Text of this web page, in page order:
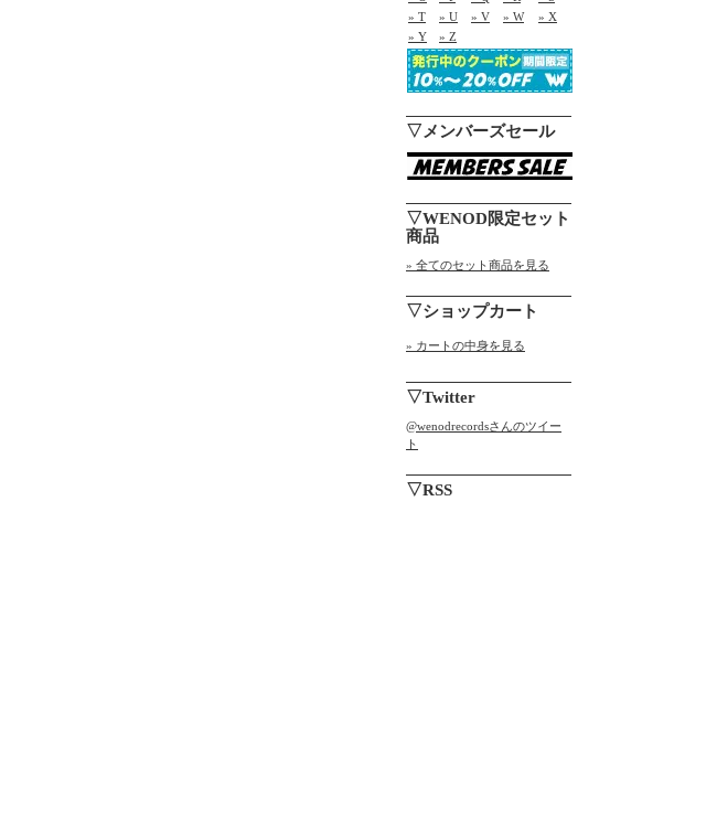
» T
» U » V » W
» X
» Y
» Z
▽メンバーズセール
▽WENOD限定セット
商品
» 全てのセット商品を見る
▽ショップカート
» カートの中身を見る
▽Twitter
@wenodrecordsさんのツイー
ト
▽RSS